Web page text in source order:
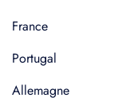
France
Portugal
Allemagne